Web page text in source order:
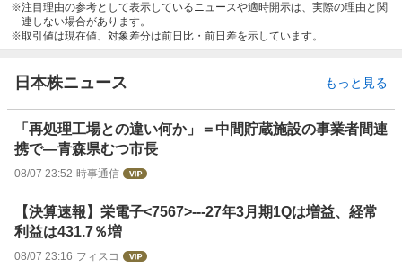
注目理由の参考として表示しているニュースや適時開示は、実際の理由と関
連しない場合があります。
取引値は現在値、対象差分は前日比・前日差を示しています。
日本株ニュース もっと見る
「再処理工場との違い何か」＝中間貯蔵施設の事業者間連
携で―青森県むつ市長
08/07 23:52 時事通信
【決算速報】栄電子<7567>---27年3月期1Qは増益、経常
利益は431.7％増
08/07 23:16 フィスコ